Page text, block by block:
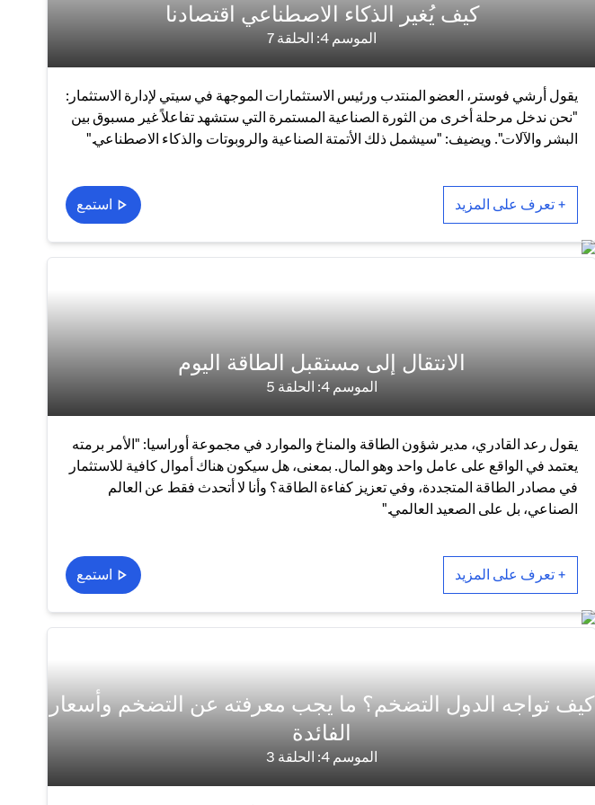
كيف يُغير الذكاء الاصطناعي اقتصادنا
الموسم 4: الحلقة 7
يقول أرشي فوستر، العضو المنتدب ورئيس الاستثمارات الموجهة في سيتي لإدارة الاستثمار:
"نحن ندخل مرحلة أخرى من الثورة الصناعية المستمرة التي ستشهد تفاعلاً غير مسبوق بين
البشر والآلات". ويضيف: "سيشمل ذلك الأتمتة الصناعية والروبوتات والذكاء الاصطناعي."
+ تعرف على المزيد استمع
الانتقال إلى مستقبل الطاقة اليوم
الموسم 4: الحلقة 5
يقول رعد القادري، مدير شؤون الطاقة والمناخ والموارد في مجموعة أوراسيا: "الأمر برمته
يعتمد في الواقع على عامل واحد وهو المال. بمعنى، هل سيكون هناك أموال كافية للاستثمار
في مصادر الطاقة المتجددة، وفي تعزيز كفاءة الطاقة؟ وأنا لا أتحدث فقط عن العالم
الصناعي، بل على الصعيد العالمي."
+ تعرف على المزيد استمع
كيف تواجه الدول التضخم؟ ما يجب معرفته عن التضخم وأسعار
الفائدة
الموسم 4: الحلقة 3